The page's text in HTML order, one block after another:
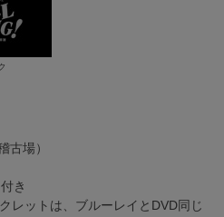
古場）
き
レットは、ブルーレイとDVD同じ